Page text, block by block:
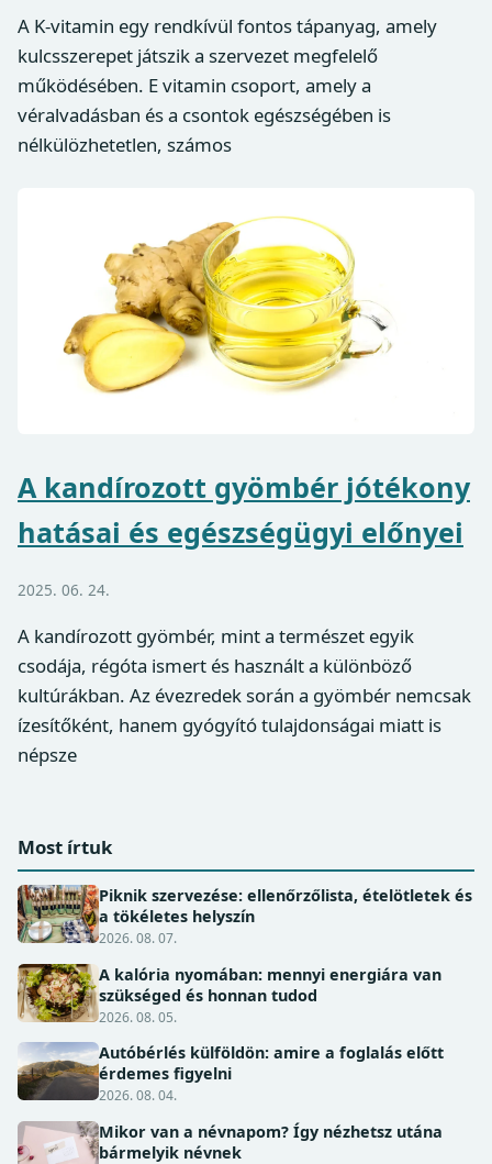
A K-vitamin egy rendkívül fontos tápanyag, amely
kulcsszerepet játszik a szervezet megfelelő
működésében. E vitamin csoport, amely a
véralvadásban és a csontok egészségében is
nélkülözhetetlen, számos
A kandírozott gyömbér jótékony
hatásai és egészségügyi előnyei
2025. 06. 24.
A kandírozott gyömbér, mint a természet egyik
csodája, régóta ismert és használt a különböző
kultúrákban. Az évezredek során a gyömbér nemcsak
ízesítőként, hanem gyógyító tulajdonságai miatt is
népsze
Most írtuk
Piknik szervezése: ellenőrzőlista, ételötletek és
a tökéletes helyszín
2026. 08. 07.
A kalória nyomában: mennyi energiára van
szükséged és honnan tudod
2026. 08. 05.
Autóbérlés külföldön: amire a foglalás előtt
érdemes figyelni
2026. 08. 04.
Mikor van a névnapom? Így nézhetsz utána
bármelyik névnek